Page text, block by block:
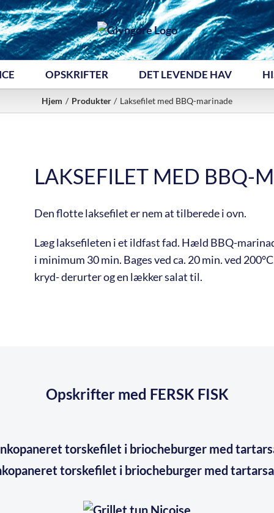
OPSKRIFTER DET LEVENDE HAV
Hjem Produkter Laksefilet med BBQ-marinade
LAKSEFILET MED BBQ-
Den flotte laksefilet er nem at tilberede i ovn.
Læg laksefileten i et ildfast fad. Hæld BBQ-
i minimum 30 min. Bages ved ca. 20 min. ved
kryd- derurter og en lækker salat til.
Opskrifter med FERSK FISK
torskefilet i briocheburger med